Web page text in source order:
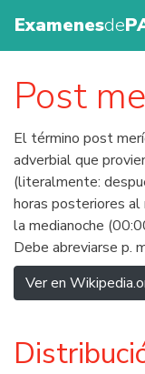
Examenesde
Post
El término post
adverbial que
(literalmente:
horas posteriores
la medianoche
Debe abreviarse p.
Ver en